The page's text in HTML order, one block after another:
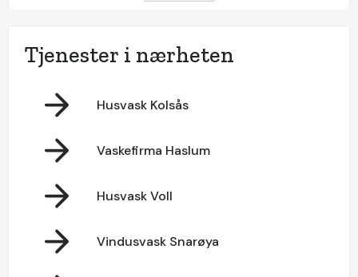
Tjenester i nærheten
Husvask Kolsås
Vaskefirma Haslum
Husvask Voll
Vindusvask Snarøya